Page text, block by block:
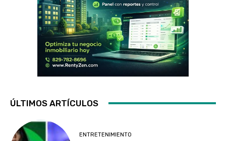
ÚLTIMOS ARTÍCULOS
ENTRETENIMIENTO